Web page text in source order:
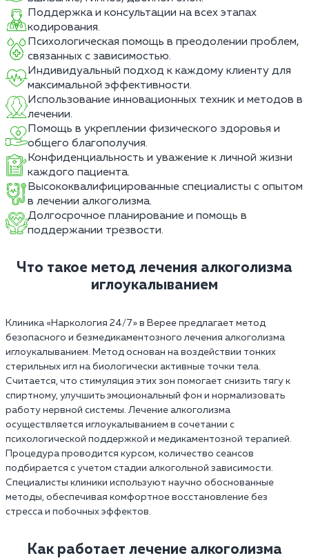
Поддержка и консультации на всех этапах
кодирования.
Психологическая помощь в преодолении проблем,
связанных с зависимостью.
Индивидуальный подход к каждому клиенту для
максимальной эффективности.
Использование инновационных техник и методов в
лечении.
Помощь в укреплении физического здоровья и
общего благополучия.
Конфиденциальность и уважение к личной жизни
каждого пациента.
Высококвалифицированные специалисты с опытом
в лечении алкоголизма.
Долгосрочное планирование и помощь в
поддержании трезвости.
Что такое метод лечения алкоголизма
иглоукалыванием
Клиника «Наркология 24/7» в Верее предлагает метод
безопасного и безмедикаментозного лечения алкоголизма
иглоукалыванием. Метод основан на воздействии тонких
стерильных игл на биологически активные точки тела.
Считается, что стимуляция этих зон помогает снизить тягу к
спиртному, улучшить эмоциональный фон и нормализовать
работу нервной системы. Лечение алкоголизма
осуществляется иглоукалыванием в сочетании с
психологической поддержкой и медикаментозной терапией.
Процедура проводится курсом, количество сеансов
подбирается с учетом стадии алкогольной зависимости.
Специалисты клиники используют научно обоснованные
методы, обеспечивая комфортное восстановление без
стресса и побочных эффектов.
Как работает лечение алкоголизма